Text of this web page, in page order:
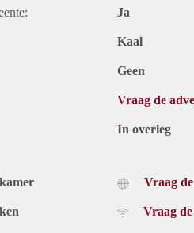
Ja
Kaal
Geen
Vraag de
In overleg
Vraag
Vraag